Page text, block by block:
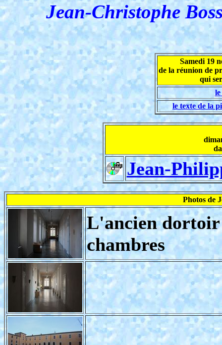
Jean-Christophe
Samedi 19
de la réunion de
qui
le texte de la
Jean-
Photos de
L'ancien dortoir
chambres